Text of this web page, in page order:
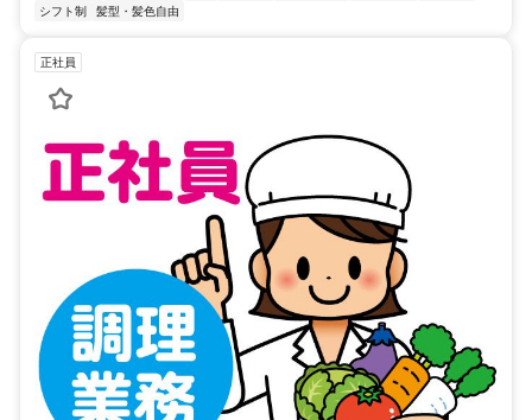
シフト制
髪型・髪色自由
正社員